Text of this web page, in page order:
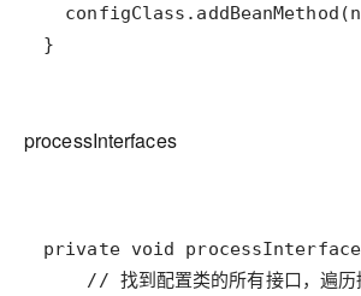
processInterfaces